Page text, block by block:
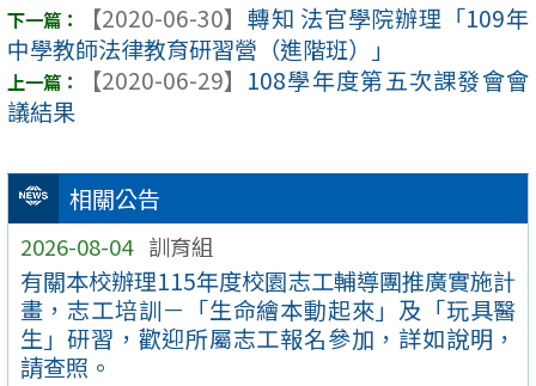
相關公告
2026-08-04 訓育組
有關本校辦理115年度校園志工輔導團推廣實施計
畫，志工培訓－「生命繪本動起來」及「玩具醫
生」研習，歡迎所屬志工報名參加，詳如說明，
請查照。
【2020-06-30】 轉知 法官學院辦理「109年
中學教師法律教育研習營（進階班）」
【2020-06-29】 108學年度第五次課發會會
議結果